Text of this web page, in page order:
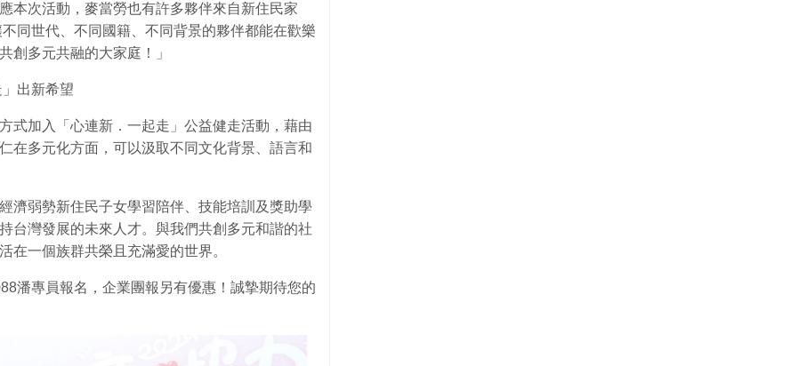
本次活動，麥當勞也有許多夥伴來自新住民家
同世代、不同國籍、不同背景的夥伴都能在歡樂
創多元共融的大家庭！」
出新希望
式加入「心連新．一起走」公益健走活動，藉由
在多元化方面，可以汲取不同文化背景、語言和
濟弱勢新住民子女學習陪伴、技能培訓及獎助學
台灣發展的未來人才。與我們共創多元和諧的社
在一個族群共榮且充滿愛的世界。
潘專員報名，企業團報另有優惠！誠摯期待您的